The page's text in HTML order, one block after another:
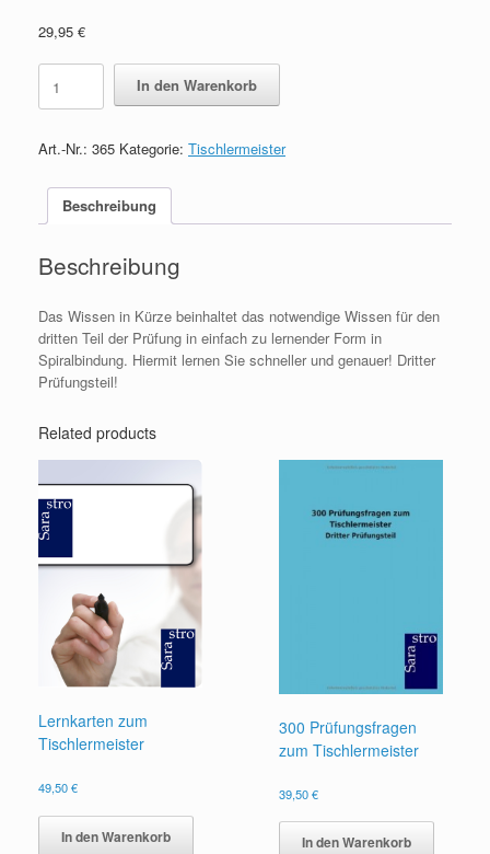
29,95 €
Tischlermeister
Das
Wissen
Kürze
quantity
In den Warenkorb
Art.-Nr.: 365 Kategorie: Tischlermeister
Beschreibung
Beschreibung
Das Wissen in Kürze beinhaltet das notwendige Wissen für den
dritten Teil der Prüfung in einfach zu lernender Form in
Spiralbindung. Hiermit lernen Sie schneller und genauer! Dritter
Prüfungsteil!
Related products
Lernkarten zum
Tischlermeister
49,50€
In den Warenkorb
300 Prüfungsfragen
zum Tischlermeister
39,50€
In den Warenkorb